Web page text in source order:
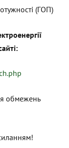
(ГОП)
обмежень